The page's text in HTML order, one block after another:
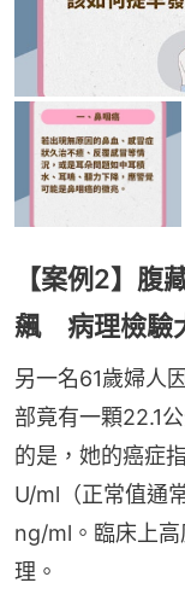
【案例2】腹
飆 病理檢驗
另一名61歲婦人
部竟有一顆22.1
的是，她的癌症
U/ml（正常值通
ng/ml。臨床上
理。